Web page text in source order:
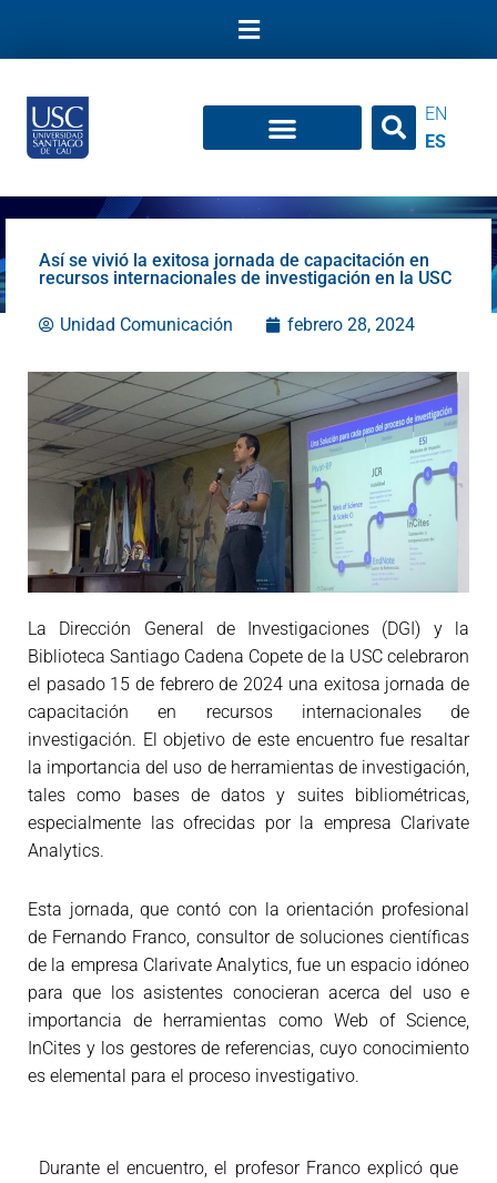
EN
ES
Así se vivió la exitosa jornada de capacitación en
recursos internacionales de investigación en la USC
Unidad Comunicación febrero 28, 2024
La Dirección General de Investigaciones (DGI) y la
Biblioteca Santiago Cadena Copete de la USC celebraron
el pasado 15 de febrero de 2024 una exitosa jornada de
capacitación en recursos internacionales de
investigación. El objetivo de este encuentro fue resaltar
la importancia del uso de herramientas de investigación,
tales como bases de datos y suites bibliométricas,
especialmente las ofrecidas por la empresa Clarivate
Analytics.
Esta jornada, que contó con la orientación profesional
de Fernando Franco, consultor de soluciones científicas
de la empresa Clarivate Analytics, fue un espacio idóneo
para que los asistentes conocieran acerca del uso e
importancia de herramientas como Web of Science,
InCites y los gestores de referencias, cuyo conocimiento
es elemental para el proceso investigativo.
Durante el encuentro, el profesor Franco explicó que